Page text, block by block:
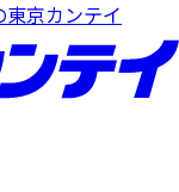
京カンテイ